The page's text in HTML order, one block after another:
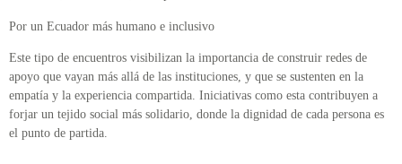
Por un Ecuador más humano e inclusivo
Este tipo de encuentros visibilizan la importancia de construir redes de
apoyo que vayan más allá de las instituciones, y que se sustenten en la
empatía y la experiencia compartida. Iniciativas como esta contribuyen a
forjar un tejido social más solidario, donde la dignidad de cada persona es
el punto de partida.